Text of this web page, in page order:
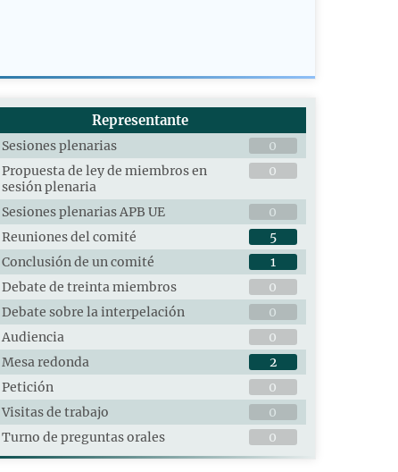
Representante
Sesiones plenarias
0
Propuesta de ley de miembros en
sesión plenaria
0
Sesiones plenarias APB UE
0
Reuniones del comité
5
Conclusión de un comité
1
Debate de treinta miembros
0
Debate sobre la interpelación
0
Audiencia
0
Mesa redonda
2
Petición
0
Visitas de trabajo
0
Turno de preguntas orales
0